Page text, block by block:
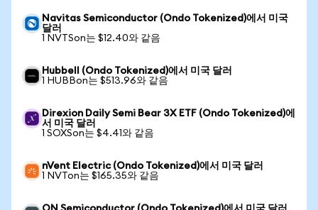
Navitas Semiconductor (Ondo Tokenized)에서 미국
달러
1 NVTSon는 $12.40와 같음
Hubbell (Ondo Tokenized)에서 미국 달러
1 HUBBon는 $513.96와 같음
Direxion Daily Semi Bear 3X ETF (Ondo Tokenized)에
서 미국 달러
1 SOXSon는 $4.41와 같음
nVent Electric (Ondo Tokenized)에서 미국 달러
1 NVTon는 $165.35와 같음